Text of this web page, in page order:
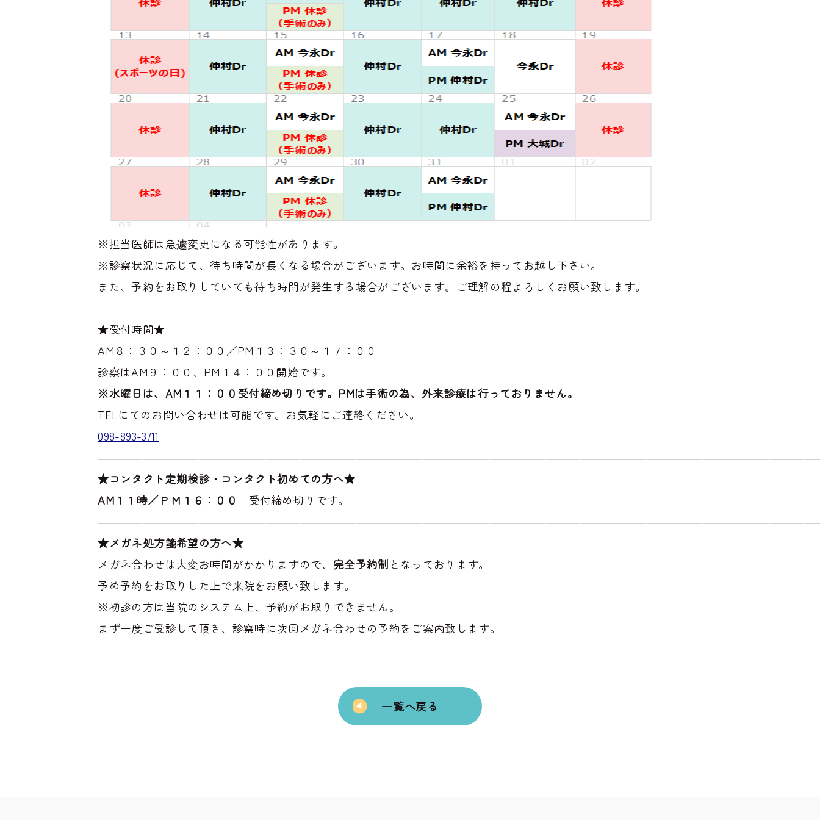
※担当医師は急遽変更になる可能性があります。
※診察状況に応じて、待ち時間が長くなる場合がございます。お時間に余裕を持ってお越し下さい。
また、予約をお取りしていても待ち時間が発生する場合がございます。ご理解の程よろしくお願い致します。
★受付時間★
AM８：３０～１２：００／PM１３：３０～１７：００
診察はAM９：００、PM１４：００開始です。
※水曜日は、AM１１：００受付締め切りです。PMは手術の為、外来診療は行っておりません。
TELにてのお問い合わせは可能です。お気軽にご連絡ください。
098-893-3711
★コンタクト定期検診・コンタクト初めての方へ★
AM１１時／ＰＭ１６：００
受付締め切りです。
★メガネ処方箋希望の方へ★
メガネ合わせは大変お時間がかかりますので、 完全予約制 となっております。
予め予約をお取りした上で来院をお願い致します。
※初診の方は当院のシステム上、予約がお取りできません。
まず一度ご受診して頂き、診察時に次回メガネ合わせの予約をご案内致します。
一覧へ戻る